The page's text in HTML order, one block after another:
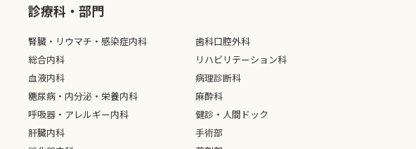
診療科・部⾨
腎臓・リウマチ・感染症内科
総合内科
血液内科
糖尿病・内分泌・栄養内科
呼吸器・アレルギー内科
肝臓内科
歯科口腔外科
リハビリテーション科
病理診断科
麻酔科
健診・人間ドック
手術部